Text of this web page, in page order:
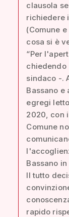
clausola
richiedere
(Comune
cosa si è
“Per
chiedendo
sindaco -.
Bassano e
egregi
2020, con
Comune
Bassano
Il tutto
rapido